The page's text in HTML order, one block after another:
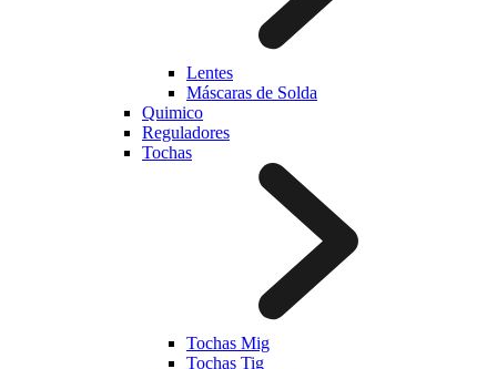
Lentes
Máscaras de Solda
Quimico
Reguladores
Tochas
Tochas Mig
Tochas Tig